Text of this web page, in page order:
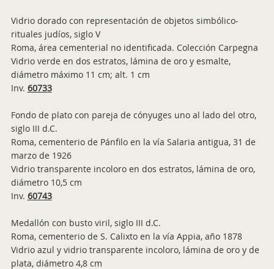
Vidrio dorado con representación de objetos simbólico-
rituales judíos, siglo V
Roma, área cementerial no identificada. Colección Carpegna
Vidrio verde en dos estratos, lámina de oro y esmalte,
diámetro máximo 11 cm; alt. 1 cm
Inv. 60733
Fondo de plato con pareja de cónyuges uno al lado del otro,
siglo III d.C.
Roma, cementerio de Pánfilo en la vía Salaria antigua, 31 de
marzo de 1926
Vidrio transparente incoloro en dos estratos, lámina de oro,
diámetro 10,5 cm
Inv. 60743
Medallón con busto viril, siglo III d.C.
Roma, cementerio de S. Calixto en la vía Appia, año 1878
Vidrio azul y vidrio transparente incoloro, lámina de oro y de
plata, diámetro 4,8 cm